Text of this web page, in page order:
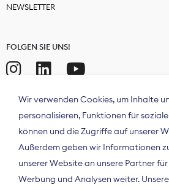
NEWSLETTER
FOLGEN SIE UNS!
Wir verwenden Cookies, um Inhalte
personalisieren, Funktionen für
können und die Zugriffe auf unserer
Außerdem geben wir Informationen
unserer Website an unsere Partner
Werbung und Analysen weiter.